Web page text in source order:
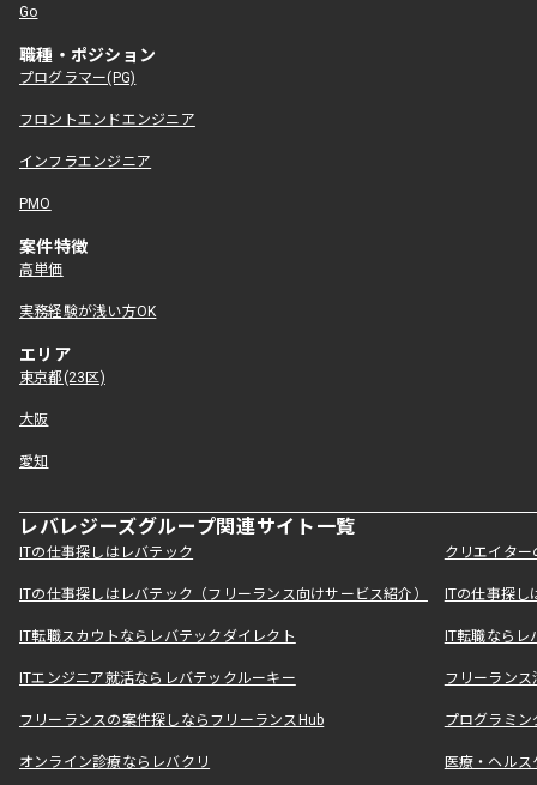
Go
職種・ポジション
プログラマー(PG)
フロントエンドエンジニア
インフラエンジニア
PMO
案件特徴
高単価
実務経験が浅い方OK
エリア
東京都(23区)
大阪
愛知
レバレジーズグループ関連サイト一覧
ITの仕事探しはレバテック クリエイタ
ITの仕事探しはレバテック（フリーランス向けサービス紹介） ITの仕事探
IT転職スカウトならレバテックダイレクト IT転職なら
ITエンジニア就活ならレバテックルーキー フリーラン
フリーランスの案件探しならフリーランスHub プログラミ
オンライン診療ならレバクリ 医療・ヘル